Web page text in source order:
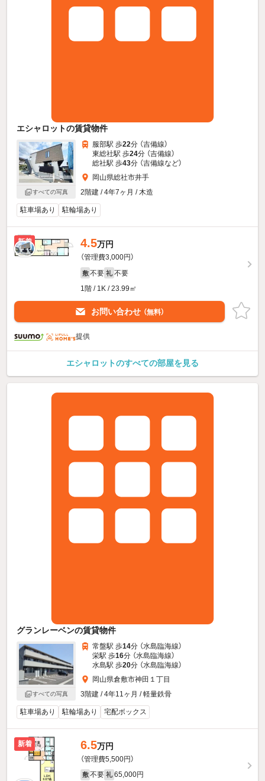
エシャロットの賃貸物件
すべての写真
服部駅 歩22分 （吉備線）
東総社駅 歩24分 （吉備線）
総社駅 歩43分 （吉備線など）
岡山県総社市井手
2階建 / 4年7ヶ月 / 木造
駐車場あり 駐輪場あり
新着 4.5万円
（管理費3,000円）
敷 不要 礼 不要
1階 / 1K / 23.99㎡
お問い合わせ （無料）
提供
エシャロットのすべての部屋を見る
グランレーベンの賃貸物件
すべての写真
常盤駅 歩14分 （水島臨海線）
栄駅 歩16分 （水島臨海線）
水島駅 歩20分 （水島臨海線）
岡山県倉敷市神田１丁目
3階建 / 4年11ヶ月 / 軽量鉄骨
駐車場あり 駐輪場あり 宅配ボックス
新着 6.5万円
（管理費5,500円）
敷 不要 礼 65,000円